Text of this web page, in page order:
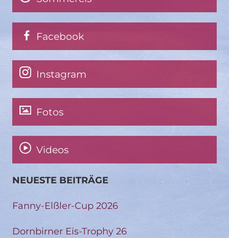
Facebook
Instagram
Fotos
Videos
NEUESTE BEITRÄGE
Fanny-Elßler-Cup 2026
Dornbirner Eis-Trophy 26